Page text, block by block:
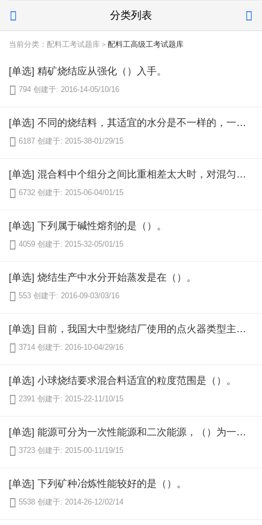
 分类列表 
当前分类：配料工考试题库＞ 配料工高级工考试题库
[单选] 精矿烧结应从强化（）入手。
 794 创建于: 2016-14-05/10/16
[单选] 不同的烧结料，其适宜的水分是不一样的，一般物料（）所需水分大。
 6187 创建于: 2015-38-01/29/15
[单选] 混合料中个组分之间比重相差太大时，对混匀制粒（）。
 6732 创建于: 2015-06-04/01/15
[单选] 下列属于碱性熔剂的是（）。
 4059 创建于: 2015-32-05/01/15
[单选] 烧结生产中水分开始蒸发是在（）。
 553 创建于: 2016-09-03/03/16
[单选] 目前，我国大中型烧结厂使用的点火器类型主要是（）。
 3714 创建于: 2016-10-04/29/16
[单选] 小球烧结要求混合料适宜的粒度范围是（）。
 2391 创建于: 2015-22-11/10/15
[单选] 能源可分为一次性能源和二次能源，（）为一次能源。
 3723 创建于: 2015-00-11/19/15
[单选] 下列矿种冶炼性能较好的是（）。
 5538 创建于: 2014-26-12/02/14